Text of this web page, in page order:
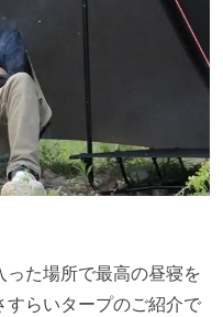
た場所で最高の昼寝を
すらいタープのご紹介で